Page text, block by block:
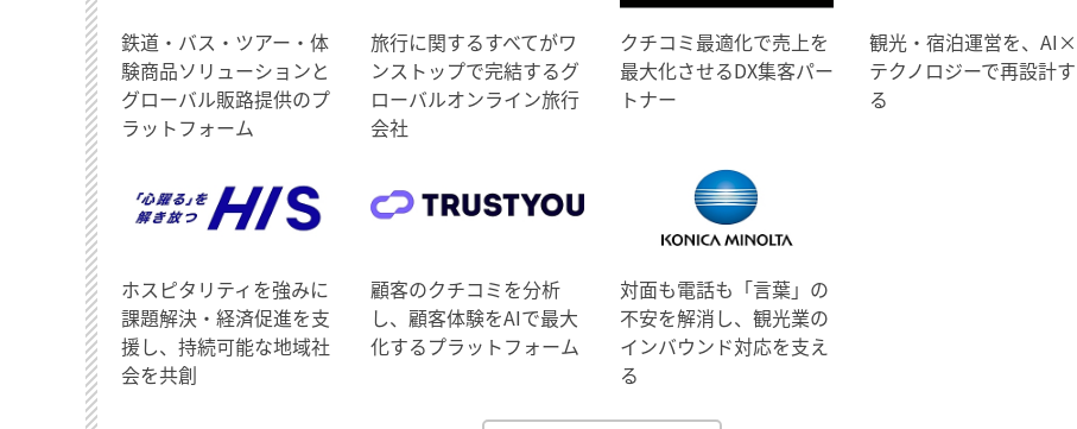
鉄道・バス・ツアー・体
験商品ソリューションと
グローバル販路提供のプ
ラットフォーム
旅行に関するすべてがワ
ンストップで完結するグ
ローバルオンライン旅行
会社
クチコミ最適化で売上を
最大化させるDX集客パー
トナー
観光・宿泊運営を、AI×
テクノロジーで再設計す
る
ホスピタリティを強みに
課題解決・経済促進を支
援し、持続可能な地域社
会を共創
顧客のクチコミを分析
し、顧客体験をAIで最大
化するプラットフォーム
対面も電話も「言葉」の
不安を解消し、観光業の
インバウンド対応を支え
る